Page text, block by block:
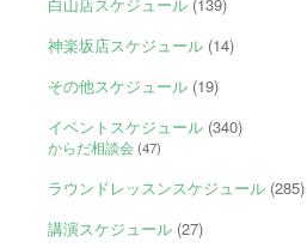
神楽坂店スケジュール(14)
その他スケジュール(19)
イベントスケジュール(340)
からだ相談会(47)
ラウンドレッスンスケジュール(285)
講演スケジュール(27)